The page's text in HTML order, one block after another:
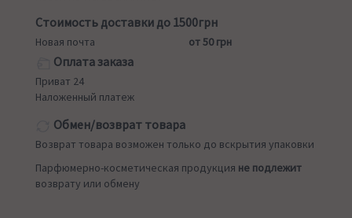
Стоимость доставки до 1500грн
Новая почта от 50 грн
Оплата заказа
Приват 24
Наложенный платеж
Обмен/возврат товара
Возврат товара возможен только до вскрытия упаковки
Парфюмерно-косметическая продукция не подлежит
возврату или обмену